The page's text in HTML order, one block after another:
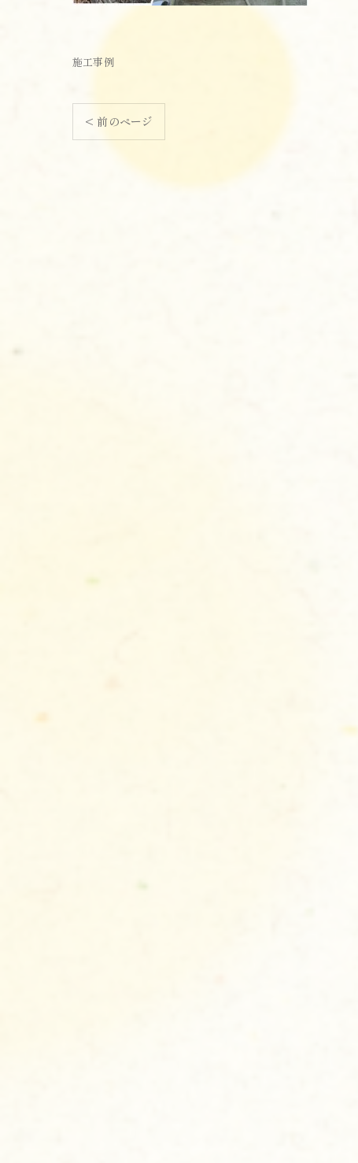
施工事例
< 前のページ